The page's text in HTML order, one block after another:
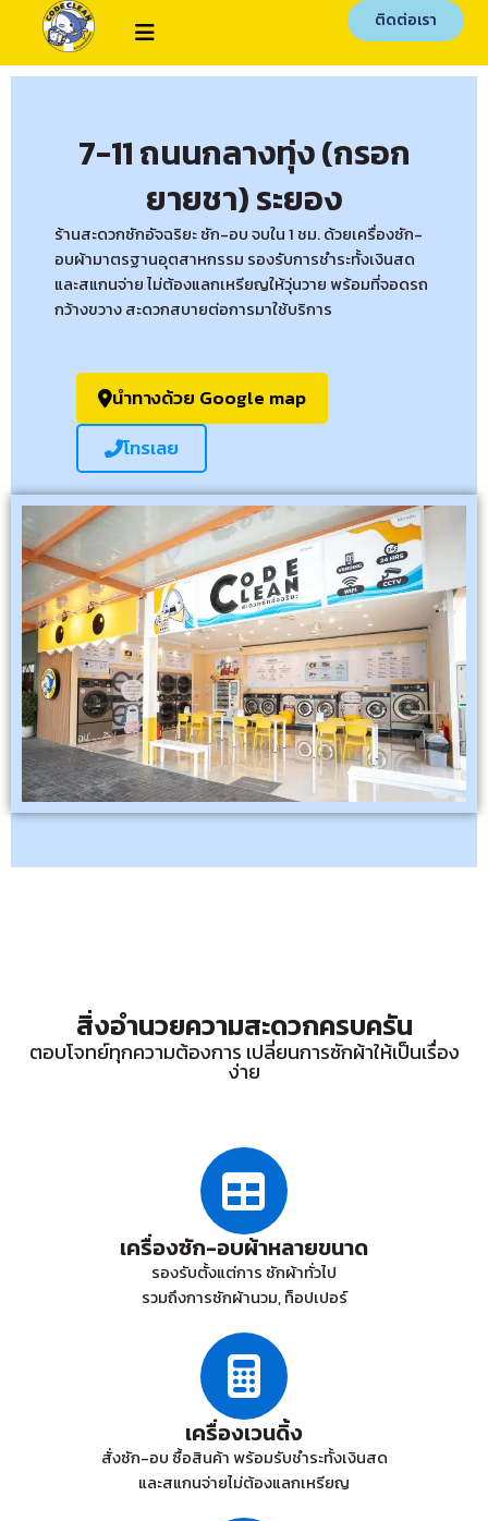
ติดต่อเรา
7-11 ถนนกลางทุ่ง (กรอก
ยายชา) ระยอง
ร้านสะดวกซักอัจฉริยะ ซัก-อบ จบใน 1 ชม. ด้วยเครื่องซัก-
อบผ้ามาตรฐานอุตสาหกรรม รองรับการชำระทั้งเงินสด
และสแกนจ่าย ไม่ต้องแลกเหรียญให้วุ่นวาย พร้อมที่จอดรถ
กว้างขวาง สะดวกสบายต่อการมาใช้บริการ
นำทางด้วย Google map
โทรเลย
สิ่งอำนวยความสะดวกครบครัน
ตอบโจทย์ทุกความต้องการ เปลี่ยนการซักผ้าให้เป็นเรื่อง
ง่าย
เครื่องซัก-อบผ้าหลายขนาด
รองรับตั้งแต่การ ซักผ้าทั่วไป
รวมถึงการซักผ้านวม, ท็อปเปอร์
เครื่องเวนดิ้ง
สั่งซัก-อบ ซื้อสินค้า พร้อมรับชำระทั้งเงินสด
และสแกนจ่ายไม่ต้องแลกเหรียญ